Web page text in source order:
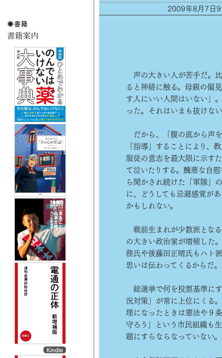
2009年8月7日
声の大きい人が苦手だ。
ると神経に触る。母親の偏
す人にいい人間はいない」
った。それはいまも抜けな
だから、「腹の底から声
「指導」することにより、
服従の意志を最大限に示す
て泣いたりする。醜悪な自
ら聞かされ続けた「軍隊」
に、どうしても忌避感覚が
かもしれない。
戦前生まれが少数派とな
の大きい政治家が増殖した
務氏や後藤田正晴氏もハト
思いは伝わってくるからだ。
総選挙で何を投票基準に
況対策」が常に上位にくる
理になったときは憲法や９
守ろう」という市民組織も
題にすらならなっていない。